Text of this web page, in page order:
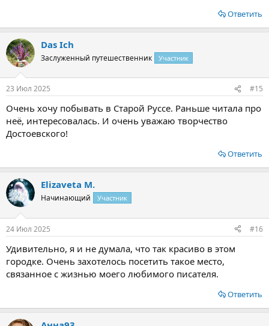
Ответить
Das Ich
Заслуженный путешественник Участник
23 Июл 2025 #15
Очень хочу побывать в Старой Руссе. Раньше читала про
неё, интересовалась. И очень уважаю творчество
Достоевского!
Ответить
Elizaveta M.
Начинающий Участник
24 Июл 2025 #16
Удивительно, я и не думала, что так красиво в этом
городке. Очень захотелось посетить такое место,
связанное с жизнью моего любимого писателя.
Ответить